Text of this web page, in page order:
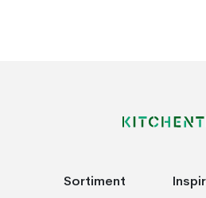
Sortiment